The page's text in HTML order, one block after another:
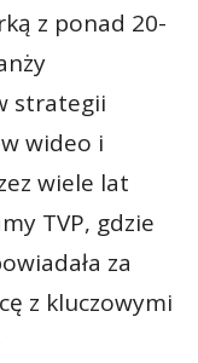
z ponad 20-
strategii
wideo i
wiele lat
TVP, gdzie
za
z kluczowymi